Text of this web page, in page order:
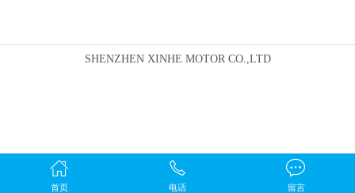
SHENZHEN XINHE MOTOR CO.,LTD
首页 电话 留言